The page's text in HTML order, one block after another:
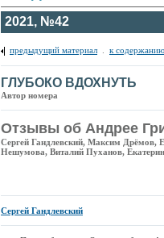
2021, №42
предыдущий материал к
ГЛУБОКО ВДОХНУТЬ
Автор номера
Отзывы об Андрее
Сергей Гандлевский, Максим Дрёмов,
Нешумова, Виталий Пуханов,
Сергей Гандлевский